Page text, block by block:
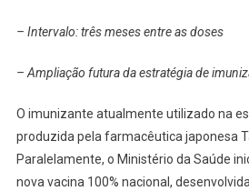
– Intervalo: três meses entre as doses
– Ampliação futura da estratégia de
O imunizante atualmente utilizado na
produzida pela farmacêutica japonesa
Paralelamente, o Ministério da Saúde
nova vacina 100% nacional,